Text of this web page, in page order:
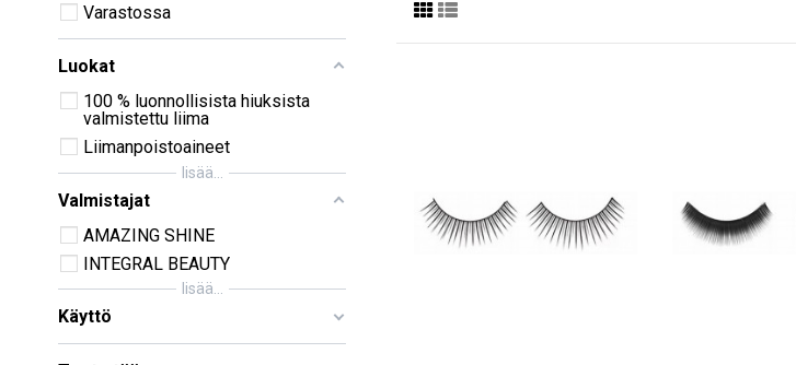
Varastossa
Luokat
100 % luonnollisista hiuksista
valmistettu liima
Liimanpoistoaineet
lisää...
Valmistajat
AMAZING SHINE
INTEGRAL BEAUTY
lisää...
Käyttö